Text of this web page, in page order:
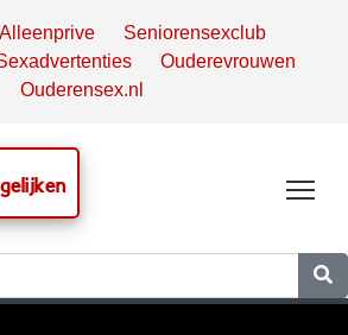
Alleenprive
Seniorensexclub
Ouderevrouwen
Ouderensex.nl